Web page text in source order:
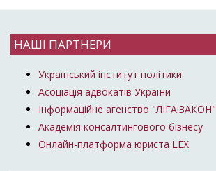
НАШІ ПАРТНЕРИ
Український інститут політики
Асоціація адвокатів України
Інформаційне агенство "ЛІГА:ЗАКОН"
Академія консалтингового бізнесу
Онлайн-платформа юриста LEX